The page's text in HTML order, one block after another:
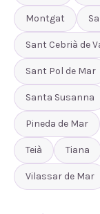
Montgat
Sant Cebrià de
Sant Pol de Mar
Santa Susanna
Pineda de Mar
Teià Tiana
Vilassar de Mar